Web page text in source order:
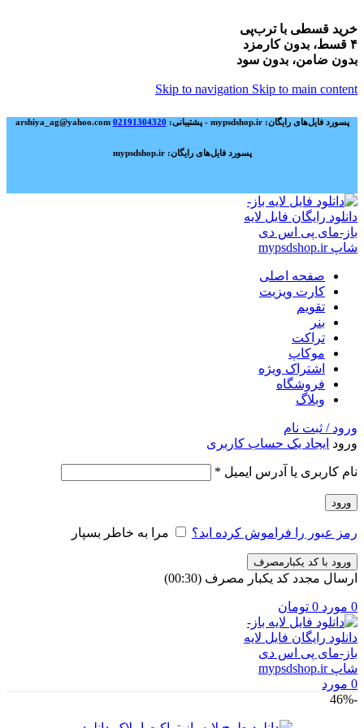
خرید قسطی با ترب‌پی
۴ قسط، بدون کارمزد
بدون ضامن، بدون سود
Skip to navigation Skip to main content
پسورد فایل‌های رایگان: mypsdshop.ir - پشتیبانی: arshiya_ag@yahoo.com 02191304320
پسورد فایل‌های رایگان: mypsdshop.ir
صفحه اصلی
کارت ویزیت
تقویم
بنر
تراکت
موکاپ
اشتراک ویژه
فروشگاه
وبلاگ
ورود / ثبت نام
ورود ایجاد یک حساب کاربری
نام کاربری یا آدرس ایمیل *
ورود
رمز عبور را فراموش کرده اید؟ مرا به خاطر بسپار
ورود با کد یکبارمصرف
ارسال مجدد کد یکبار مصرف (00:
30
)
0 مورد 0 تومان
0 مورد
-46%